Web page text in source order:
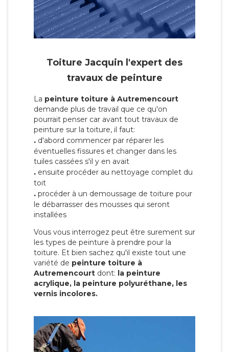
Toiture Jacquin l'expert des
travaux de peinture
La peinture toiture à Autremencourt
demande plus de travail que ce qu'on
pourrait penser car avant tout travaux de
peinture sur la toiture, il faut:
. d'abord commencer par réparer les
éventuelles fissures et changer dans les
tuiles cassées s'il y en avait
. ensuite procéder au nettoyage complet du
toit
. procéder à un demoussage de toiture pour
le débarrasser des mousses qui seront
installées
Vous vous interrogez peut être surement sur
les types de peinture à prendre pour la
toiture. Et bien sachez qu'il existe tout une
variété de peinture toiture à
Autremencourt dont: la peinture
acrylique, la peinture polyuréthane, les
vernis incolores.